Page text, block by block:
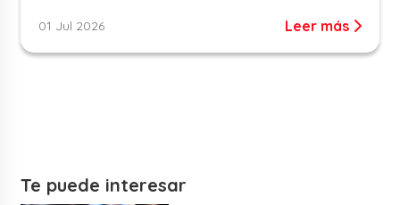
01 Jul 2026 Leer más
Te puede interesar